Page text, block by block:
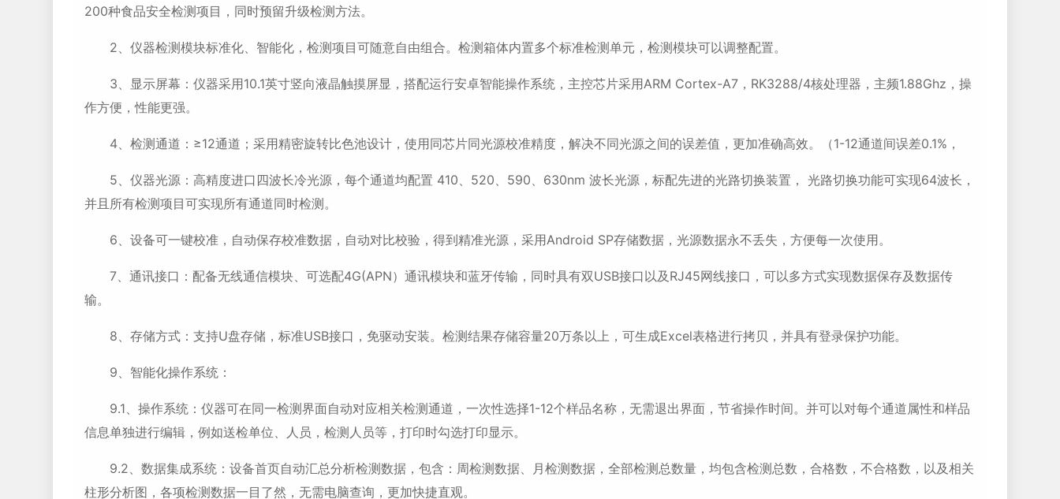
200种食品安全检测项目，同时预留升级检测方法。
2、仪器检测模块标准化、智能化，检测项目可随意自由组合。检测箱体内置多个标准检测单元，检测模块可以调整配置。
3、显示屏幕：仪器采用10.1英寸竖向液晶触摸屏显，搭配运行安卓智能操作系统，主控芯片采用ARM Cortex-A7，RK3288/4核处理器，主频1.88Ghz，操
作方便，性能更强。
4、检测通道：≥12通道；采用精密旋转比色池设计，使用同芯片同光源校准精度，解决不同光源之间的误差值，更加准确高效。（1-12通道间误差0.1%，
5、仪器光源：高精度进口四波长冷光源，每个通道均配置 410、520、590、630nm 波长光源，标配先进的光路切换装置， 光路切换功能可实现64波长，
并且所有检测项目可实现所有通道同时检测。
6、设备可一键校准，自动保存校准数据，自动对比校验，得到精准光源，采用Android SP存储数据，光源数据永不丢失，方便每一次使用。
7、通讯接口：配备无线通信模块、可选配4G(APN）通讯模块和蓝牙传输，同时具有双USB接口以及RJ45网线接口，可以多方式实现数据保存及数据传
输。
8、存储方式：支持U盘存储，标准USB接口，免驱动安装。检测结果存储容量20万条以上，可生成Excel表格进行拷贝，并具有登录保护功能。
9、智能化操作系统：
9.1、操作系统：仪器可在同一检测界面自动对应相关检测通道，一次性选择1-12个样品名称，无需退出界面，节省操作时间。并可以对每个通道属性和样品
信息单独进行编辑，例如送检单位、人员，检测人员等，打印时勾选打印显示。
9.2、数据集成系统：设备首页自动汇总分析检测数据，包含：周检测数据、月检测数据，全部检测总数量，均包含检测总数，合格数，不合格数，以及相关
柱形分析图，各项检测数据一目了然，无需电脑查询，更加快捷直观。